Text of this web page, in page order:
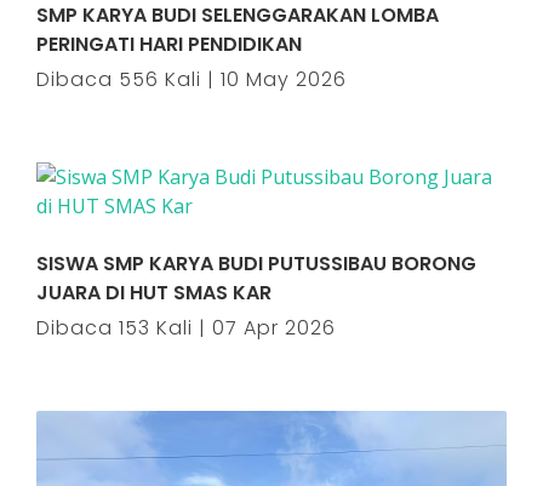
SMP KARYA BUDI SELENGGARAKAN LOMBA
PERINGATI HARI PENDIDIKAN
Dibaca 556 Kali | 10 May 2026
SISWA SMP KARYA BUDI PUTUSSIBAU BORONG
JUARA DI HUT SMAS KAR
Dibaca 153 Kali | 07 Apr 2026